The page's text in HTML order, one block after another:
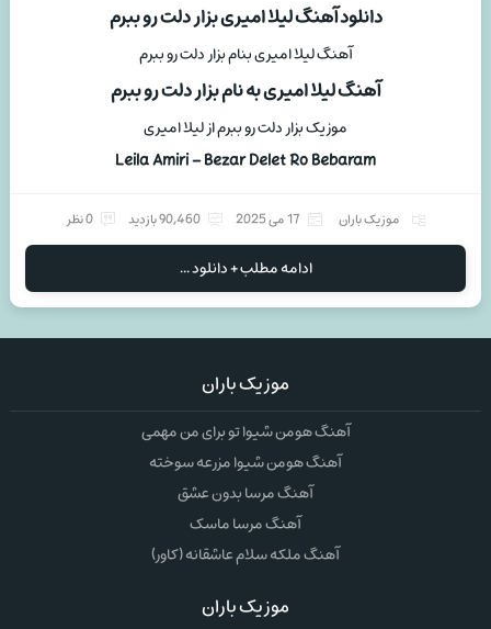
دانلود آهنگ لیلا امیری بزار دلت رو ببرم
آهنگ لیلا امیری بنام بزار دلت رو ببرم
آهنگ لیلا امیری به نام بزار دلت رو ببرم
موزیک بزار دلت رو ببرم از لیلا امیری
Leila Amiri – Bezar Delet Ro Bebaram
موزیک باران 17 می 2025 90,460 بازدید 0 نظر
ادامه مطلب + دانلود ...
موزیک باران
آهنگ هومن شیوا تو برای من مهمی
آهنگ هومن شیوا مزرعه سوخته
آهنگ مرسا بدون عشق
آهنگ مرسا ماسک
آهنگ ملکه سلام عاشقانه (کاور)
موزیک باران